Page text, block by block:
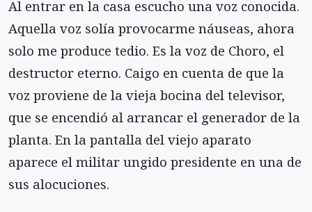
Al entrar en la casa escucho una voz conocida.
Aquella voz solía provocarme náuseas, ahora
solo me produce tedio. Es la voz de Choro, el
destructor eterno. Caigo en cuenta de que la
voz proviene de la vieja bocina del televisor,
que se encendió al arrancar el generador de la
planta. En la pantalla del viejo aparato
aparece el militar ungido presidente en una de
sus alocuciones.